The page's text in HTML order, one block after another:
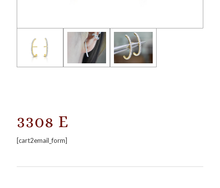
3308 E
[cart2email_form]